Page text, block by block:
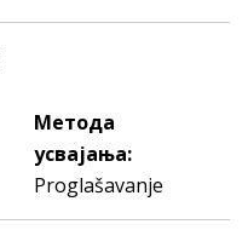
Метода
усвајања:
Proglašavanje